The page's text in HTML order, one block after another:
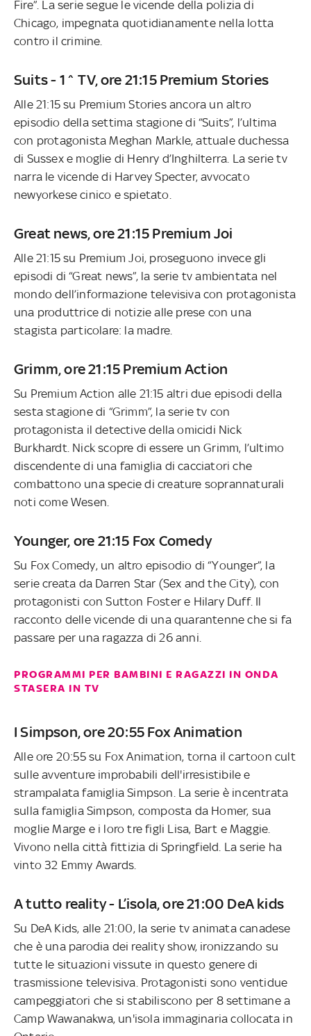
Fire”. La serie segue le vicende della polizia di
Chicago, impegnata quotidianamente nella lotta
contro il crimine.
Suits - 1^ TV, ore 21:15 Premium Stories
Alle 21:15 su Premium Stories ancora un altro
episodio della settima stagione di “Suits”, l’ultima
con protagonista Meghan Markle, attuale duchessa
di Sussex e moglie di Henry d’Inghilterra. La serie tv
narra le vicende di Harvey Specter, avvocato
newyorkese cinico e spietato.
Great news, ore 21:15 Premium Joi
Alle 21:15 su Premium Joi, proseguono invece gli
episodi di “Great news”, la serie tv ambientata nel
mondo dell’informazione televisiva con protagonista
una produttrice di notizie alle prese con una
stagista particolare: la madre.
Grimm, ore 21:15 Premium Action
Su Premium Action alle 21:15 altri due episodi della
sesta stagione di “Grimm”, la serie tv con
protagonista il detective della omicidi Nick
Burkhardt. Nick scopre di essere un Grimm, l’ultimo
discendente di una famiglia di cacciatori che
combattono una specie di creature soprannaturali
noti come Wesen.
Younger, ore 21:15 Fox Comedy
Su Fox Comedy, un altro episodio di “Younger”, la
serie creata da Darren Star (Sex and the City), con
protagonisti con Sutton Foster e Hilary Duff. Il
racconto delle vicende di una quarantenne che si fa
passare per una ragazza di 26 anni.
PROGRAMMI PER BAMBINI E RAGAZZI IN ONDA
STASERA IN TV
I Simpson, ore 20:55 Fox Animation
Alle ore 20:55 su Fox Animation, torna il cartoon cult
sulle avventure improbabili dell'irresistibile e
strampalata famiglia Simpson. La serie è incentrata
sulla famiglia Simpson, composta da Homer, sua
moglie Marge e i loro tre figli Lisa, Bart e Maggie.
Vivono nella città fittizia di Springfield. La serie ha
vinto 32 Emmy Awards.
A tutto reality - L’isola, ore 21:00 DeA kids
Su DeA Kids, alle 21:00, la serie tv animata canadese
che è una parodia dei reality show, ironizzando su
tutte le situazioni vissute in questo genere di
trasmissione televisiva. Protagonisti sono ventidue
campeggiatori che si stabiliscono per 8 settimane a
Camp Wawanakwa, un'isola immaginaria collocata in